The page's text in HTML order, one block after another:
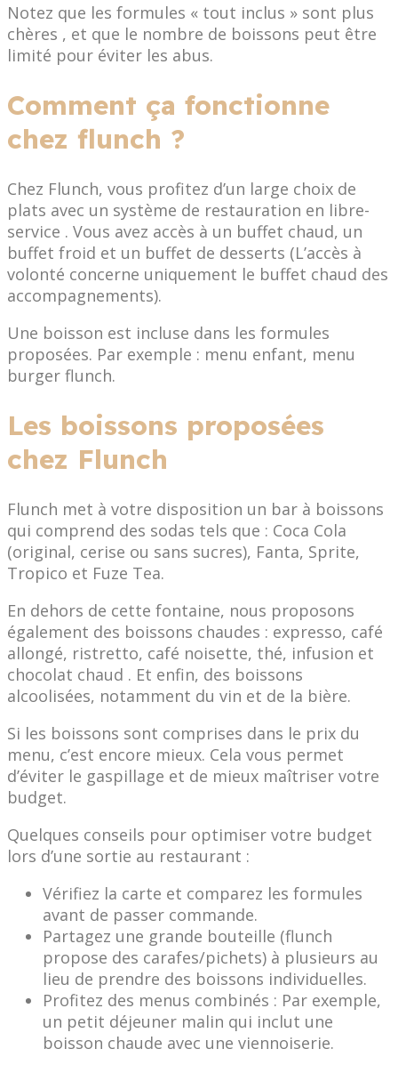
Notez que les formules « tout inclus » sont plus
chères , et que le nombre de boissons peut être
limité pour éviter les abus.
Comment ça fonctionne
chez flunch ?
Chez Flunch, vous profitez d’un large choix de
plats avec un système de restauration en libre-
service . Vous avez accès à un buffet chaud, un
buffet froid et un buffet de desserts (L’accès à
volonté concerne uniquement le buffet chaud des
accompagnements).
Une boisson est incluse dans les formules
proposées. Par exemple : menu enfant, menu
burger flunch.
Les boissons proposées
chez Flunch
Flunch met à votre disposition un bar à boissons
qui comprend des sodas tels que : Coca Cola
(original, cerise ou sans sucres), Fanta, Sprite,
Tropico et Fuze Tea.
En dehors de cette fontaine, nous proposons
également des boissons chaudes : expresso, café
allongé, ristretto, café noisette, thé, infusion et
chocolat chaud . Et enfin, des boissons
alcoolisées, notamment du vin et de la bière.
Si les boissons sont comprises dans le prix du
menu, c’est encore mieux. Cela vous permet
d’éviter le gaspillage et de mieux maîtriser votre
budget.
Quelques conseils pour optimiser votre budget
lors d’une sortie au restaurant :
Vérifiez la carte et comparez les formules
avant de passer commande.
Partagez une grande bouteille (flunch
propose des carafes/pichets) à plusieurs au
lieu de prendre des boissons individuelles.
Profitez des menus combinés : Par exemple,
un petit déjeuner malin qui inclut une
boisson chaude avec une viennoiserie.